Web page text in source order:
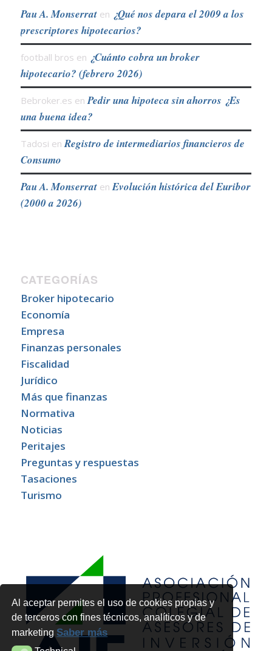
Al aceptar permites el uso de cookies propias y
de terceros con fines técnicos, analíticos y de
marketingSaber más
Pau A. Monserraten ¿Qué nos depara el 2009 a los
prescriptores hipotecarios?
football bros en ¿Cuánto cobra un broker
hipotecario? (febrero 2026)
Bebroker.es enPedir una hipoteca sin ahorros ¿Es
una buena idea?
Tadosi enRegistro de intermediarios financieros de
Consumo
Pau A. MonserratenEvolución histórica del Euribor
(2000 a 2026)
CATEGORÍAS
Broker hipotecario
Economía
Empresa
Finanzas personales
Fiscalidad
Jurídico
Más que finanzas
Normativa
Noticias
Peritajes
Preguntas y respuestas
Tasaciones
Turismo